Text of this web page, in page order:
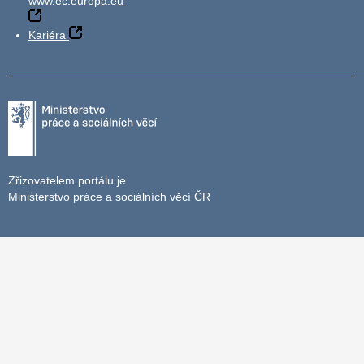
Kariéra
Zřizovatelem portálu je
Ministerstvo práce a sociálních věcí ČR